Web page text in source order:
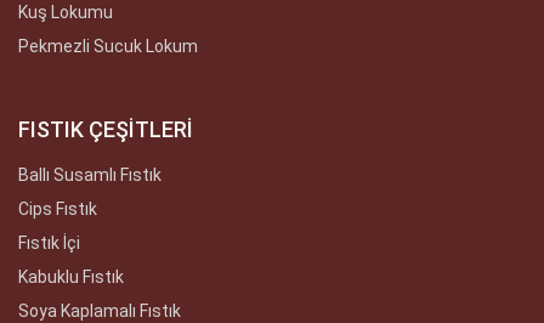
Kuş Lokumu
Pekmezli Sucuk Lokum
FISTIK ÇEŞİTLERİ
Ballı Susamlı Fıstık
Cips Fıstık
Fıstık İçi
Kabuklu Fıstık
Soya Kaplamalı Fıstık